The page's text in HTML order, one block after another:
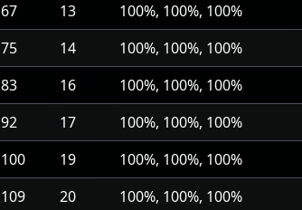
67 13 100%, 100%, 100%
75 14 100%, 100%, 100%
83 16 100%, 100%, 100%
92 17 100%, 100%, 100%
100 19 100%, 100%, 100%
109 20 100%, 100%, 100%